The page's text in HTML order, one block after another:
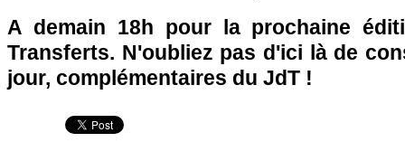
A demain 18h pour la prochaine
Transferts. N'oubliez pas d'ici là de
jour, complémentaires du JdT !